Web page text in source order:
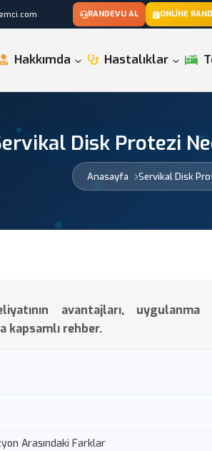
RANDEVU AL ONLINE
Hakkımda Hastalıklar
Disk Protezi
Anasayfa Servikal Disk
avantajları,
kapsamlı rehber.
Arasındaki Farklar